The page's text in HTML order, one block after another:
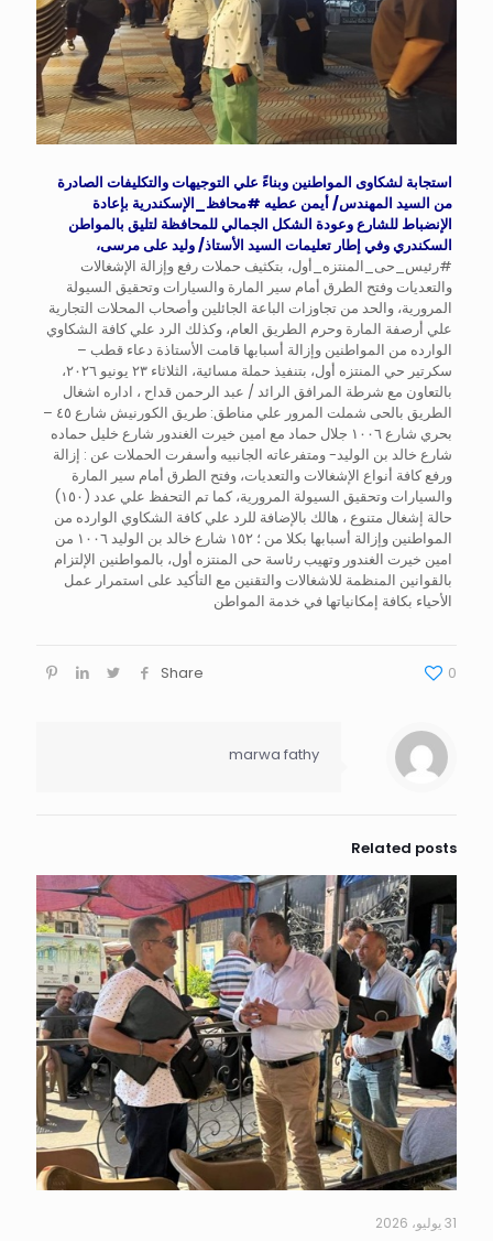
استجابة لشكاوى المواطنين وبناءً علي التوجيهات والتكليفات الصادرة
من السيد المهندس/ أيمن عطيه #محافظ_الإسكندرية بإعادة
الإنضباط للشارع وعودة الشكل الجمالي للمحافظة لتليق بالمواطن
السكندري وفي إطار تعليمات السيد الأستاذ/ وليد على مرسى،
#رئيس_حى_المنتزه_أول، بتكثيف حملات رفع وإزالة الإشغالات
والتعديات وفتح الطرق أمام سير المارة والسيارات وتحقيق السيولة
المرورية، والحد من تجاوزات الباعة الجائلين وأصحاب المحلات التجارية
علي أرصفة المارة وحرم الطريق العام، وكذلك الرد علي كافة الشكاوي
الوارده من المواطنين وإزالة أسبابها قامت الأستاذة دعاء قطب –
سكرتير حي المنتزه أول، بتنفيذ حملة مسائية، الثلاثاء ٢٣ يونيو ٢٠٢٦،
بالتعاون مع شرطة المرافق الرائد / عبد الرحمن قداح ، اداره اشغال
الطريق بالحى شملت المرور علي مناطق: طريق الكورنيش شارع ٤٥ –
بحري شارع ١٠٠٦ جلال حماد مع امين خيرت الغندور شارع خليل حماده
شارع خالد بن الوليد- ومتفرعاته الجانبيه وأسفرت الحملات عن : إزالة
ورفع كافة أنواع الإشغالات والتعديات، وفتح الطرق أمام سير المارة
والسيارات وتحقيق السيولة المرورية، كما تم التحفظ علي عدد (١٥٠)
حالة إشغال متنوع ، هالك بالإضافة للرد علي كافة الشكاوي الوارده من
المواطنين وإزالة أسبابها بكلا من ؛ ١٥٢ شارع خالد بن الوليد ١٠٠٦ من
امين خيرت الغندور وتهيب رئاسة حى المنتزه أول، بالمواطنين الإلتزام
بالقوانين المنظمة للاشغالات والتقنين مع التأكيد على استمرار عمل
الأحياء بكافة إمكانياتها في خدمة المواطن
Share 0
marwa fathy
Related posts
31 يوليو، 2026